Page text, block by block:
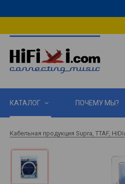
КАТАЛОГ ПОЧЕМУ МЫ?
Кабельная продукция Supra, TTAF,